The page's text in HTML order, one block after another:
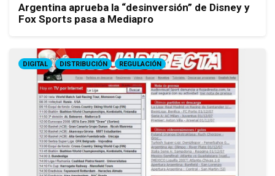
Argentina aprueba la “desinversión” de Disney y
Fox Sports pasa a Mediapro
DIGITAL DISTRIBUCIÓN REGULACIÓN